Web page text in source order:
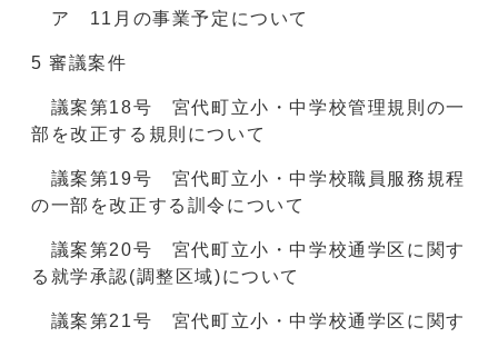
ア 11月の事業予定について
5 審議案件
議案第18号 宮代町立小・中学校管理規則の一
部を改正する規則について
議案第19号 宮代町立小・中学校職員服務規程
の一部を改正する訓令について
議案第20号 宮代町立小・中学校通学区に関す
る就学承認(調整区域)について
議案第21号 宮代町立小・中学校通学区に関す